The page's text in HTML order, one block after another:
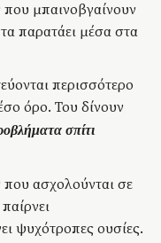
μπαινοβγαίνουν
παρατάει μέσα στα
περισσότερο
όρο. Του δίνουν
σπίτι
ασχολούνται σε
ψυχότροπες ουσίες.